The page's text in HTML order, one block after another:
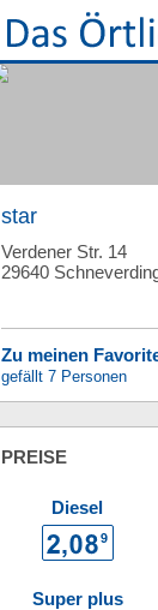
star
Verdener Str. 14
29640
Zu meinen
gefällt 7 Personen
PREISE
Diesel
Super plus